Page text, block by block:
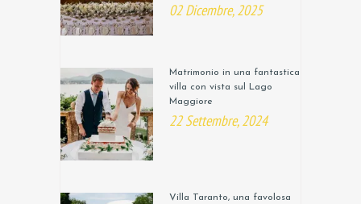
02 Dicembre, 2025
Matrimonio in una fantastica
villa con vista sul Lago
Maggiore
22 Settembre, 2024
Villa Taranto, una favolosa